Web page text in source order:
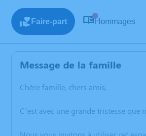
Faire-part Hommages
Message de la famille
Chère famille, chers amis,
C’est avec une grande tristesse